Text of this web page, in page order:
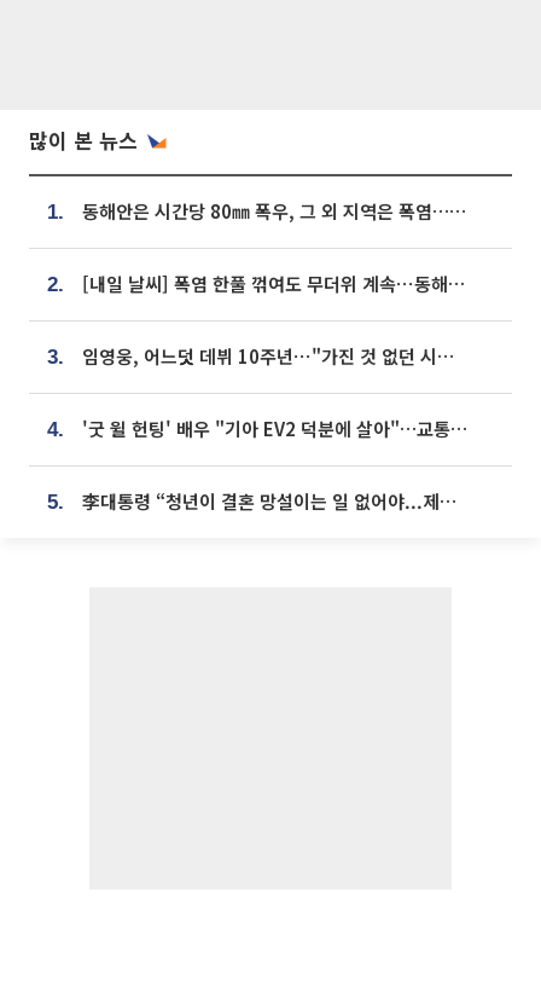
많이 본 뉴스
1. 동해안은 시간당 80㎜ 폭우, 그 외 지역은 폭염…‘극과 극 날씨’
2. [내일 날씨] 폭염 한풀 꺾여도 무더위 계속⋯동해안 이틀 연속 비
3. 임영웅, 어느덧 데뷔 10주년⋯"가진 것 없던 시절, 내 앞엔 20명의 팬뿐"
4. '굿 윌 헌팅' 배우 "기아 EV2 덕분에 살아"…교통사고 후 안전성 극찬
5. 李대통령 “청년이 결혼 망설이는 일 없어야...제도상 불이익 조사”